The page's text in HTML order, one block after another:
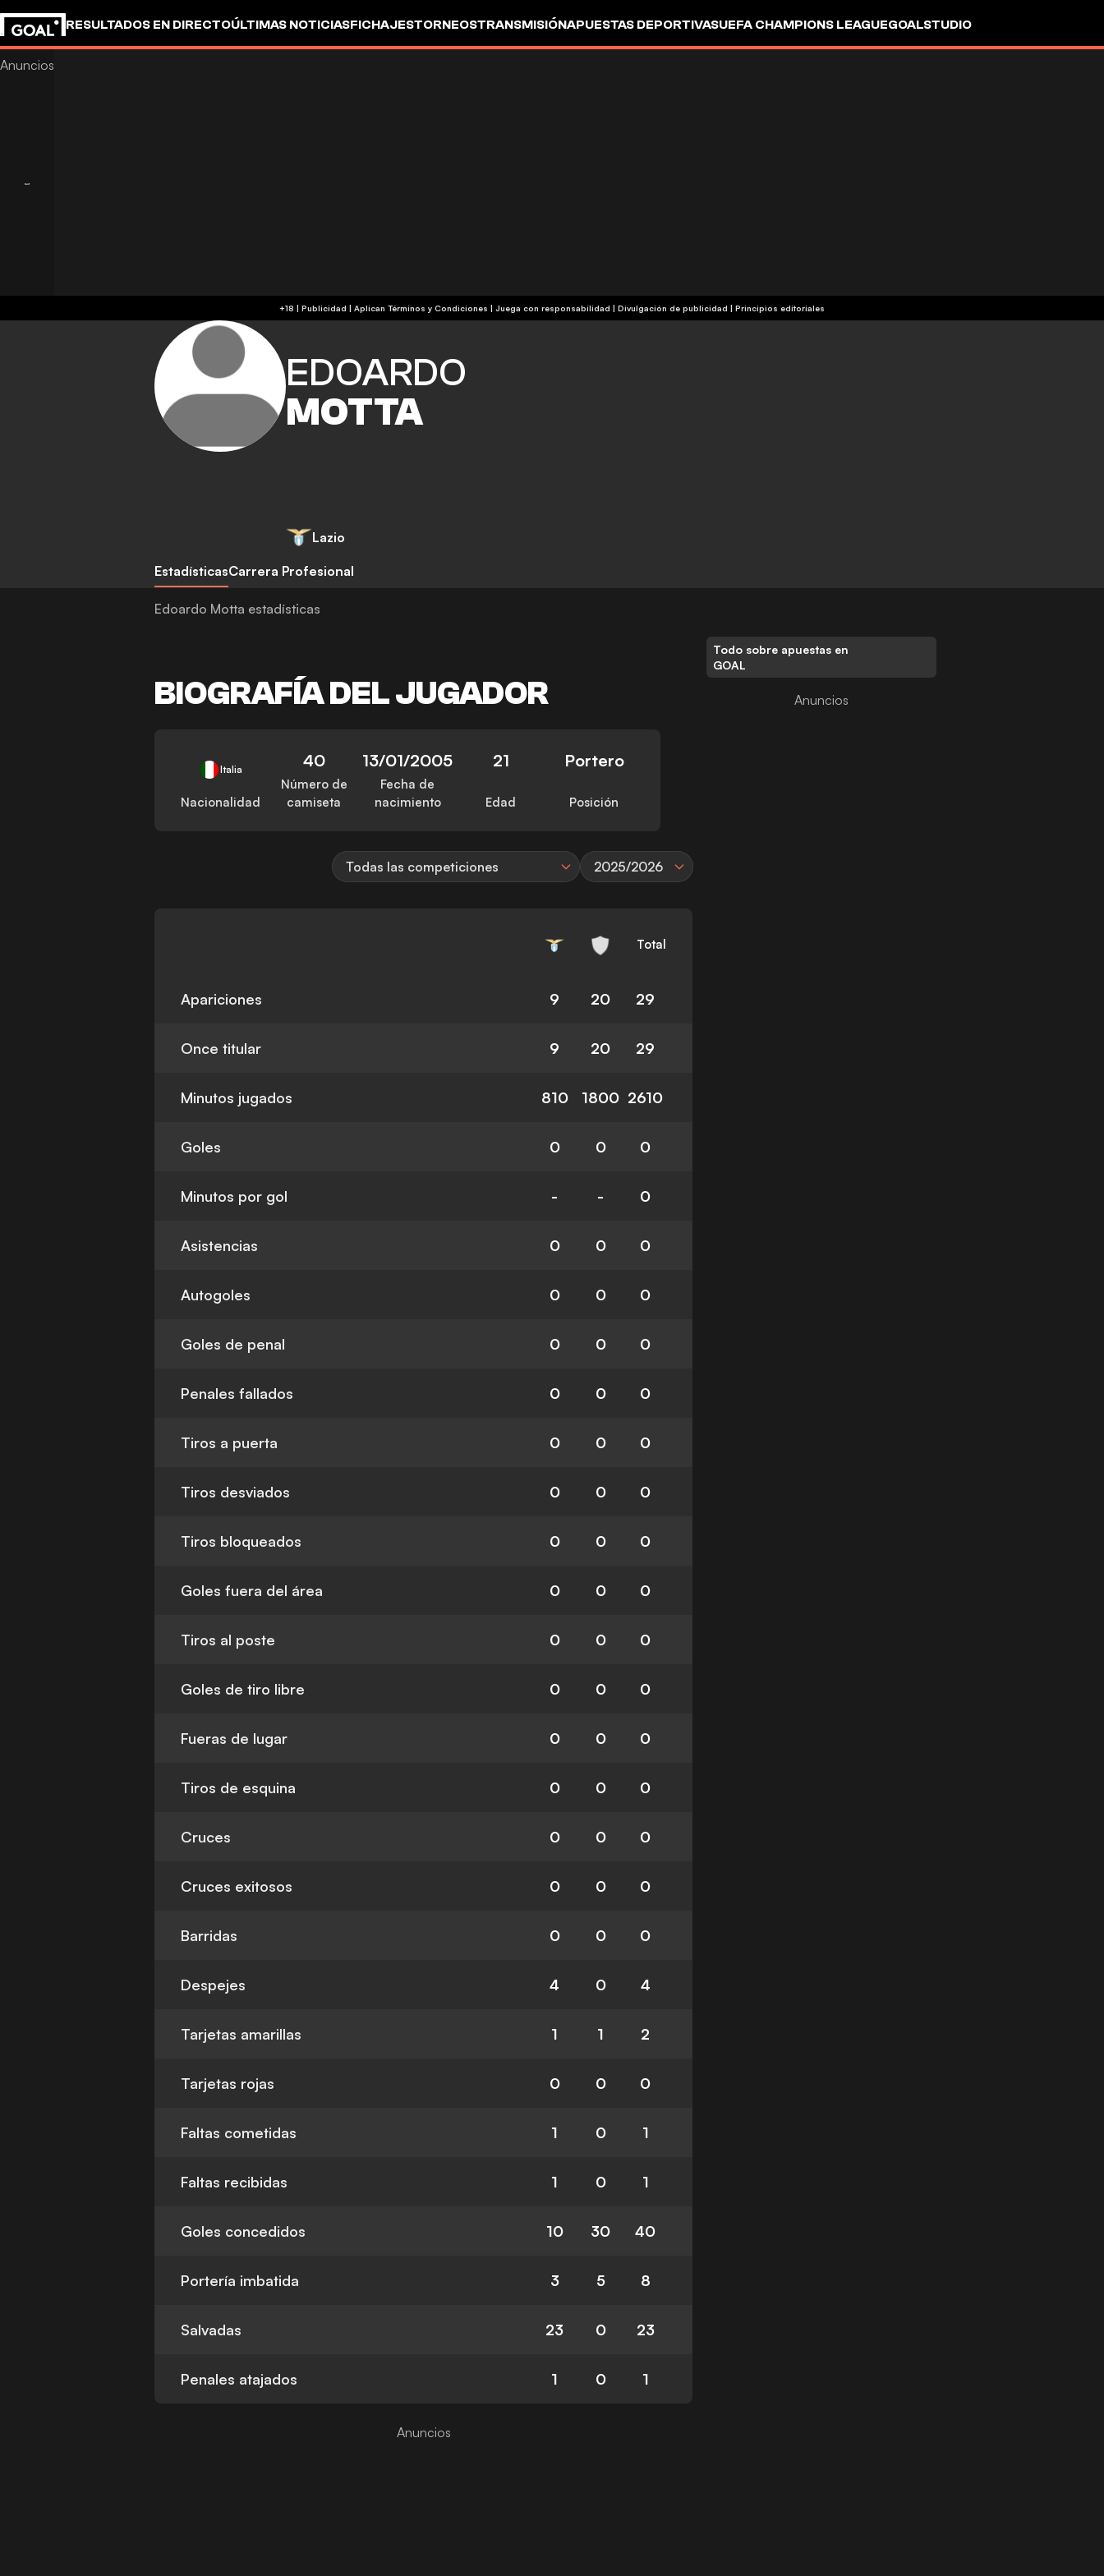
RESULTADOS EN DIRECTOÚLTIMAS NOTICIASFICHAJESTORNEOSTRANSMISIÓNAPUESTAS DEPORTIVASUEFA CHAMPIONS LEAGUEGOALSTUDIO
+18 | Publicidad | Aplican Términos y Condiciones | Juega con responsabilidad | Divulgación de publicidad | Principios editoriales
EDOARDO
MOTTA
Lazio
EstadísticasCarrera Profesional
Edoardo Motta estadísticas
BIOGRAFÍA DEL JUGADOR
Italia
Nacionalidad
40
Número de
camiseta
13/01/2005
Fecha de
nacimiento
21
Edad
Portero
Posición
Todas las competiciones 2025/2026
Total
Apariciones 9 20 29
Once titular 9 20 29
Minutos jugados 810 1800 2610
Goles 0 0 0
Minutos por gol - - 0
Asistencias 0 0 0
Autogoles 0 0 0
Goles de penal 0 0 0
Penales fallados 0 0 0
Tiros a puerta 0 0 0
Tiros desviados 0 0 0
Tiros bloqueados 0 0 0
Goles fuera del área 0 0 0
Tiros al poste 0 0 0
Goles de tiro libre 0 0 0
Fueras de lugar 0 0 0
Tiros de esquina 0 0 0
Cruces 0 0 0
Cruces exitosos 0 0 0
Barridas 0 0 0
Despejes 4 0 4
Tarjetas amarillas 1 1 2
Tarjetas rojas 0 0 0
Faltas cometidas 1 0 1
Faltas recibidas 1 0 1
Goles concedidos 10 30 40
Portería imbatida 3 5 8
Salvadas 23 0 23
Penales atajados 1 0 1
Todo sobre apuestas en
GOAL